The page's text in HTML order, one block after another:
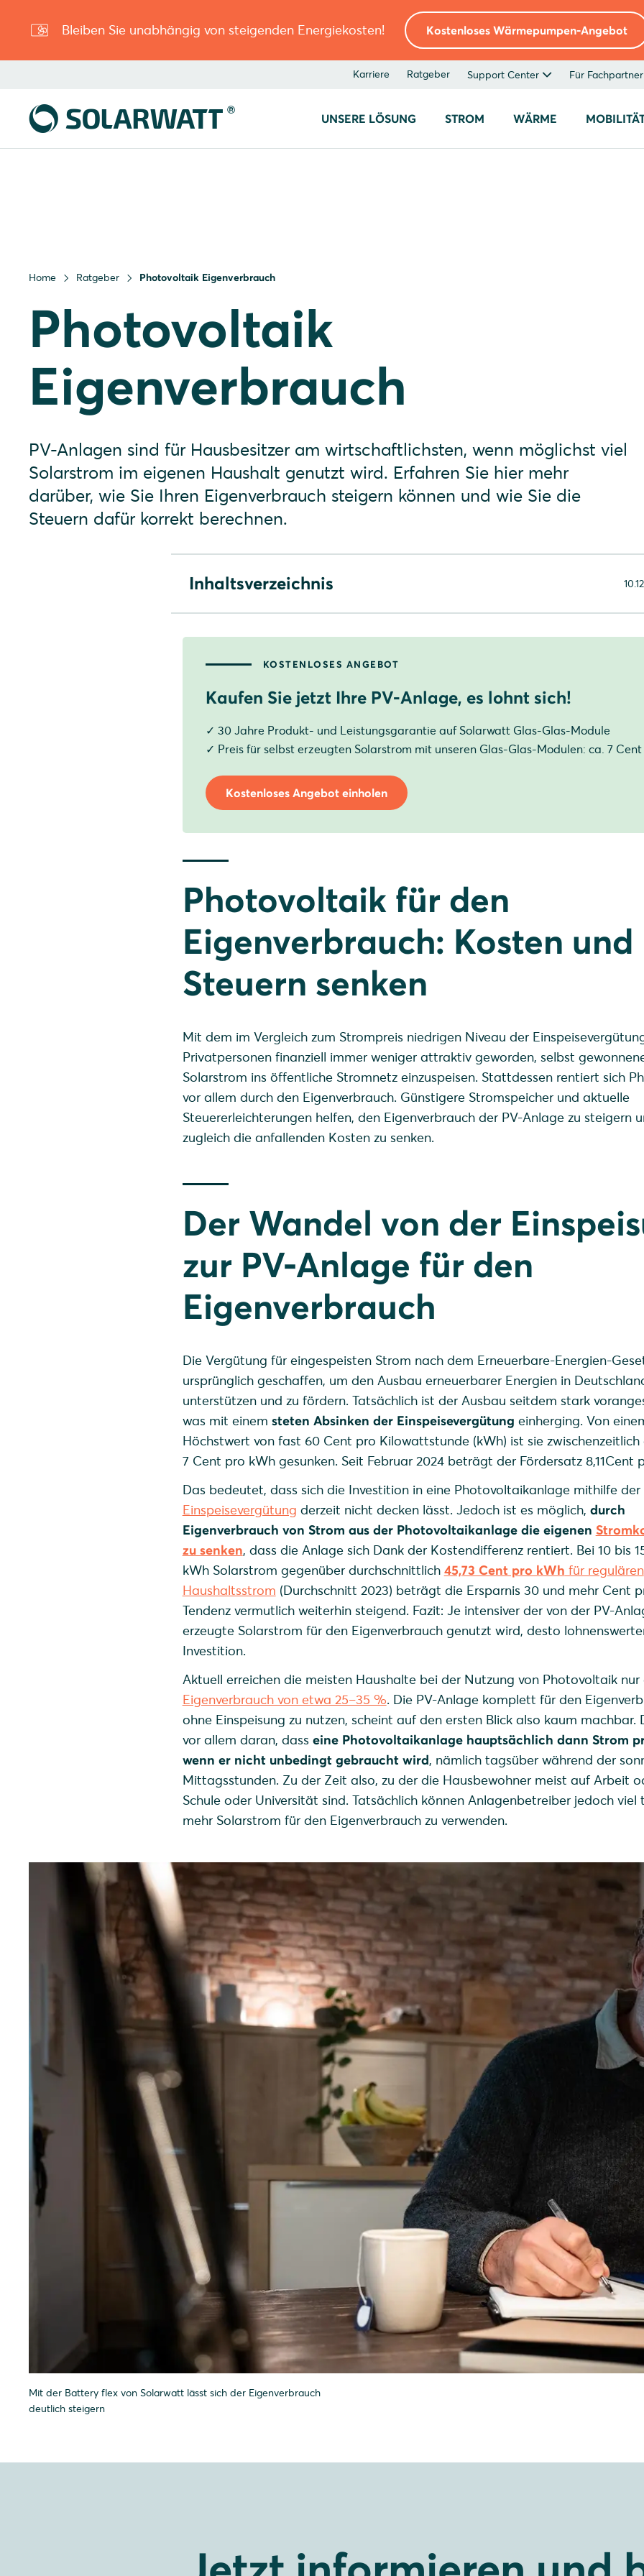
Bleiben Sie unabhängig von steigenden Energiekosten! Kostenloses Wärmepumpen-Angebot
Karriere Ratgeber Support Center Für Fachpartner
UNSERE LÖSUNG STROM WÄRME
Home Ratgeber Photovoltaik Eigenverbrauch
Photovoltaik
Eigenverbrauch
PV-Anlagen sind für Hausbesitzer am wirtschaftlichsten, wenn möglichst viel
Solarstrom im eigenen Haushalt genutzt wird. Erfahren Sie hier mehr
darüber, wie Sie Ihren Eigenverbrauch steigern können und wie Sie die
Steuern dafür korrekt berechnen.
Inhaltsverzeichnis
Welche Steuern fallen bei Photovoltaikanlagen für den Eigenverbrauch an?
KOSTENLOSES ANGEBOT
Kaufen Sie jetzt Ihre PV-Anlage, es lohnt sich!
✓ 30 Jahre Produkt- und Leistungsgarantie auf Solarwatt Glas-Glas-Module
✓ Preis für selbst erzeugten Solarstrom mit unseren Glas-Glas-Modulen: ca. 7
Kostenloses Angebot einholen
Photovoltaik für den
Eigenverbrauch: Kosten und
Steuern senken
Mit dem im Vergleich zum Strompreis niedrigen Niveau der
Privatpersonen finanziell immer weniger attraktiv geworden, selbst
Solarstrom ins öffentliche Stromnetz einzuspeisen. Stattdessen rentiert sich
vor allem durch den Eigenverbrauch. Günstigere Stromspeicher und aktuelle
Steuererleichterungen helfen, den Eigenverbrauch der PV-Anlage zu steigern
zugleich die anfallenden Kosten zu senken.
Der Wandel von der
zur PV-Anlage für den
Eigenverbrauch
Die Vergütung für eingespeisten Strom nach dem Erneuerbare-Energien-
ursprünglich geschaffen, um den Ausbau erneuerbarer Energien in
unterstützen und zu fördern. Tatsächlich ist der Ausbau seitdem stark
was mit einem steten Absinken der Einspeisevergütung einherging. Von
Höchstwert von fast 60 Cent pro Kilowattstunde (kWh) ist sie
7 Cent pro kWh gesunken. Seit Februar 2024 beträgt der Fördersatz 8,11Cent
Das bedeutet, dass sich die Investition in eine Photovoltaikanlage mithilfe der
Einspeisevergütung derzeit nicht decken lässt. Jedoch ist es möglich, durch
Eigenverbrauch von Strom aus der Photovoltaikanlage die eigenen
zu senken, dass die Anlage sich Dank der Kostendifferenz rentiert. Bei 10 bis
kWh Solarstrom gegenüber durchschnittlich 45,73 Cent pro kWh für regulären
Haushaltsstrom (Durchschnitt 2023) beträgt die Ersparnis 30 und mehr Cent
Tendenz vermutlich weiterhin steigend. Fazit: Je intensiver der von der PV-
erzeugte Solarstrom für den Eigenverbrauch genutzt wird, desto
Investition.
Aktuell erreichen die meisten Haushalte bei der Nutzung von Photovoltaik nur
Eigenverbrauch von etwa 25–35 %. Die PV-Anlage komplett für den
ohne Einspeisung zu nutzen, scheint auf den ersten Blick also kaum machbar.
vor allem daran, dass eine Photovoltaikanlage hauptsächlich dann Strom
wenn er nicht unbedingt gebraucht wird, nämlich tagsüber während der
Mittagsstunden. Zu der Zeit also, zu der die Hausbewohner meist auf Arbeit
Schule oder Universität sind. Tatsächlich können Anlagenbetreiber jedoch viel
mehr Solarstrom für den Eigenverbrauch zu verwenden.
Mit der Battery flex von Solarwatt lässt sich der Eigenverbrauch
deutlich steigern